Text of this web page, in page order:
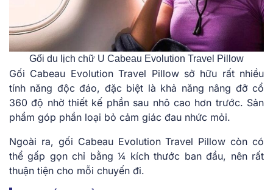
Gối du lịch chữ U Cabeau Evolution Travel Pillow
Gối Cabeau Evolution Travel Pillow sở hữu rất nhiều
tính năng độc đáo, đặc biệt là khả năng nâng đỡ cổ
360 độ nhờ thiết kế phần sau nhô cao hơn trước. Sản
phẩm góp phần loại bỏ cảm giác đau nhức mỏi.
Ngoài ra, gối Cabeau Evolution Travel Pillow còn có
thể gấp gọn chỉ bằng ¼ kích thước ban đầu, nên rất
thuận tiện cho mỗi chuyến đi.